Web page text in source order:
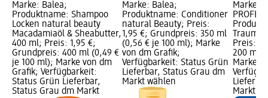
Marke: Balea;
Produktname: Shampoo
Locken natural beauty
Macadamiaöl & Sheabutter,
400 ml; Preis: 1,95 €;
Grundpreis: 400 ml (0,49 €
je 100 ml); Marke von dm
Grafik; Verfügbarkeit:
Status Grün Lieferbar,
Status Grau dm Markt
Marke: Balea;
Produktname: Conditioner
natural Beauty; Preis:
1,95 €; Grundpreis: 350 ml
(0,56 € je 100 ml); Marke
von dm Grafik;
Verfügbarkeit: Status Grün
Lieferbar, Status Grau dm
Markt wählen
Marke:
Preis:
200 ml
Marke
Markt